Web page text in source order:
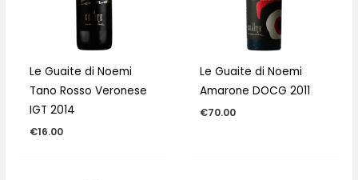
Le Guaite di Noemi
Tano Rosso Veronese
IGT 2014
€16.00
Le Guaite di Noemi
Amarone DOCG 2011
€70.00